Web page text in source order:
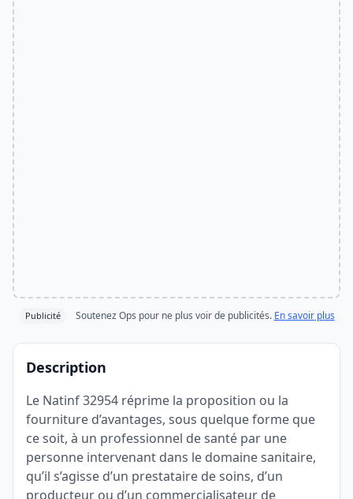
Publicité Soutenez Ops pour ne plus voir de publicités. En savoir plus
Description
Le Natinf 32954 réprime la proposition ou la
fourniture d’avantages, sous quelque forme que
ce soit, à un professionnel de santé par une
personne intervenant dans le domaine sanitaire,
qu’il s’agisse d’un prestataire de soins, d’un
producteur ou d’un commercialisateur de